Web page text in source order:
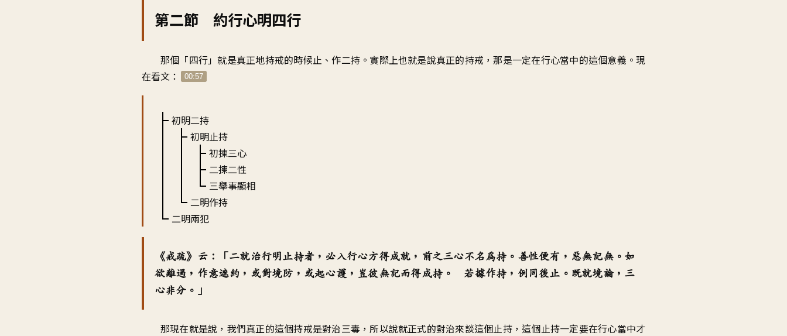
量。
第二節 約行心明四行
那個「四行」就是真正地持戒的時候止、作二持。實際上也就是說真正的持戒，那是一定在行心當中的這個意義。現
在看文：
00:57
初明二持
初明止持
初揀三心
二揀二性
三舉事顯相
二明作持
二明兩犯
《戒疏》云：「二就治行明止持者，必入行心方得成就，前之三心不名為持。善性便有，惡無記無。如
欲離過，作意遮約，或對境防，或起心護，豈彼無記而得成持。 若據作持，例同後止。既就境論，三
心非分。」
那現在就是說，我們真正的這個持戒是對治三毒，所以說就正式的對治來談這個止持，這個止持一定要在行心當中才